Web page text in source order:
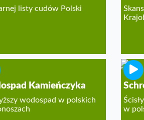
listy cudów Polski
Kamieńczyka
wodospad w polskich
w